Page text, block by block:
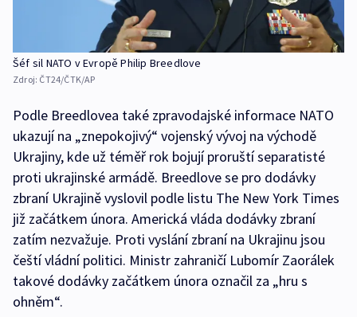
Šéf sil NATO v Evropě Philip Breedlove
Zdroj: ČT24/ČTK/AP
Podle Breedlovea také zpravodajské informace NATO
ukazují na „znepokojivý“ vojenský vývoj na východě
Ukrajiny, kde už téměř rok bojují proruští separatisté
proti ukrajinské armádě. Breedlove se pro dodávky
zbraní Ukrajině vyslovil podle listu The New York Times
již začátkem února. Americká vláda dodávky zbraní
zatím nezvažuje. Proti vyslání zbraní na Ukrajinu jsou
čeští vládní politici. Ministr zahraničí Lubomír Zaorálek
takové dodávky začátkem února označil za „hru s
ohněm“.